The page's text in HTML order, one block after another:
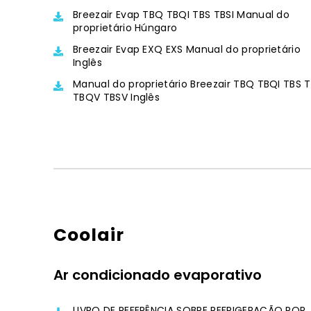
Breezair Evap TBQ TBQI TBS TBSI Manual do
proprietário Húngaro
Breezair Evap EXQ EXS Manual do proprietário
Inglês
Manual do proprietário Breezair TBQ TBQI TBS
TBQV TBSV Inglês
Coolair
Ar condicionado evaporativo